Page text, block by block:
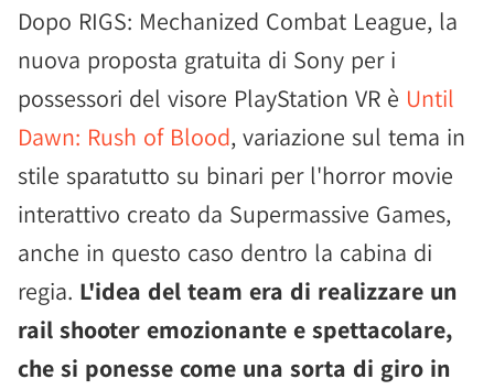
Dopo RIGS: Mechanized Combat League, la
nuova proposta gratuita di Sony per i
possessori del visore PlayStation VR è Until
Dawn: Rush of Blood, variazione sul tema in
stile sparatutto su binari per l'horror movie
interattivo creato da Supermassive Games,
anche in questo caso dentro la cabina di
regia. L'idea del team era di realizzare un
rail shooter emozionante e spettacolare,
che si ponesse come una sorta di giro in